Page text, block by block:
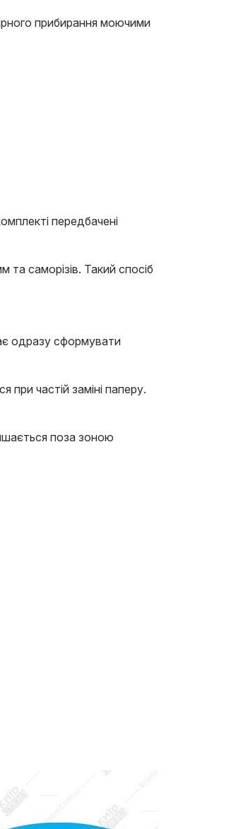
прибирання моючими
передбачені
саморізів. Такий спосіб
одразу сформувати
частій заміні паперу.
поза зоною